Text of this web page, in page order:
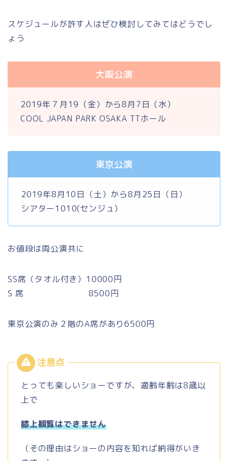
スケジュールが許す人はぜひ検討してみてはどうでし
ょう
大阪公演
2019年７月19（金）から8月7日（水）
COOL JAPAN PARK OSAKA TTホール
東京公演
2019年8月10日（土）から8月25日（日）
シアター1010(センジュ）
お値段は両公演共に
SS席（タオル付き）10000円
S 席 8500円
東京公演のみ２階のA席があり6500円
とっても楽しいショーですが、適齢年齢は8歳以
上で
膝上観覧はできません
（その理由はショーの内容を知れば納得がいき